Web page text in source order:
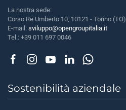
La nostra sede:
Corso Re Umberto 10, 10121 - Torino (TO)
E-mail: sviluppo@opengroupitalia.it
Tel.: +39 011 697 0046
Sostenibilità aziendale